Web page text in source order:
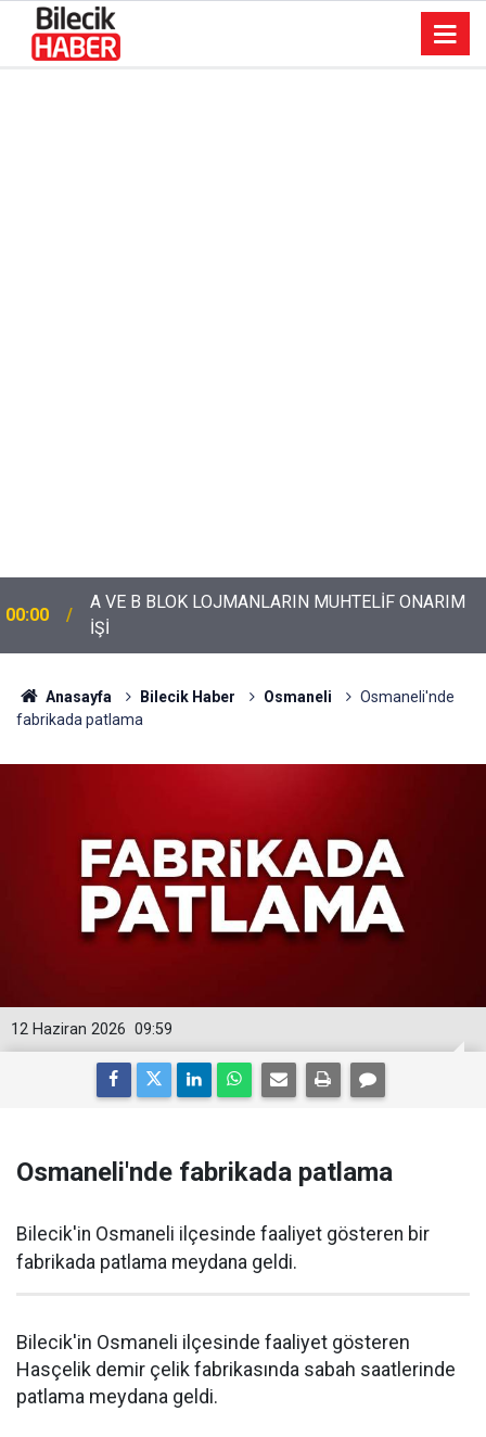
00:00
A VE B BLOK LOJMANLARIN MUHTELİF ONARIM
İŞİ
Anasayfa Bilecik Haber Osmaneli
Osmaneli'nde
fabrikada patlama
09:59
12 Haziran 2026
Osmaneli'nde fabrikada patlama
Bilecik'in Osmaneli ilçesinde faaliyet gösteren bir
fabrikada patlama meydana geldi.
Bilecik'in Osmaneli ilçesinde faaliyet gösteren
Hasçelik demir çelik fabrikasında sabah saatlerinde
patlama meydana geldi.